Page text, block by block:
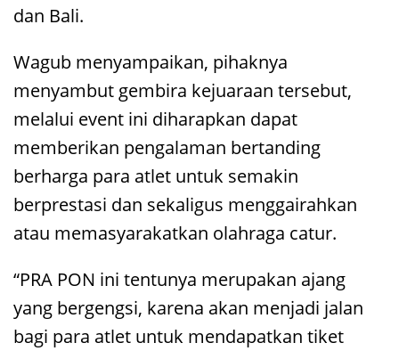
dan Bali.
Wagub menyampaikan, pihaknya
menyambut gembira kejuaraan tersebut,
melalui event ini diharapkan dapat
memberikan pengalaman bertanding
berharga para atlet untuk semakin
berprestasi dan sekaligus menggairahkan
atau memasyarakatkan olahraga catur.
“PRA PON ini tentunya merupakan ajang
yang bergengsi, karena akan menjadi jalan
bagi para atlet untuk mendapatkan tiket